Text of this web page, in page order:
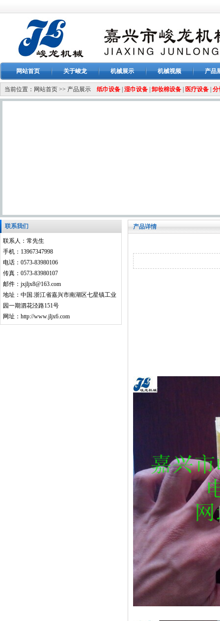
网站首页 关于峻龙 机械展示 机械视频 产品
当前位置： 网站首页 >> 产品展示 纸巾设备 湿巾设备 卸妆棉设备 医疗设备 分
联系我们
联系人：常先生
手机：13967347998
电话：0573-83980106
传真：0573-83980107
邮件：jxjljx8@163.com
地址：中国.浙江省嘉兴市南湖区七星镇工业
园一期泗花泾路151号
网址：http://www.jljx6.com
产品详情